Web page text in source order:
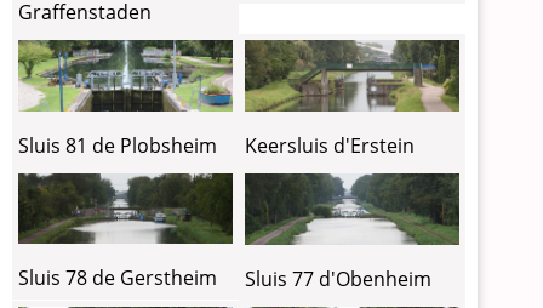
Graffenstaden
Sluis 81 de Plobsheim Keersluis d'Erstein
Sluis 78 de Gerstheim Sluis 77 d'Obenheim